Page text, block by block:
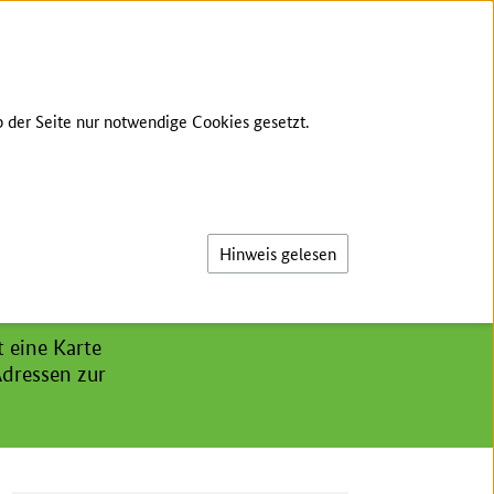
eine Karte
zur
Seite nur notwendige Cookies gesetzt.
Hinweis gelesen